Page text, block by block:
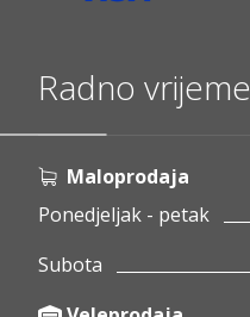
Radno vrijeme
Maloprodaja
Ponedjeljak - petak
Subota